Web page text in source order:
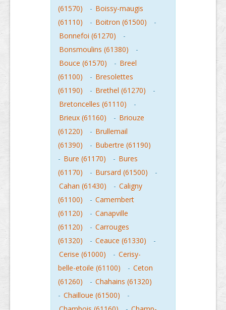
(61570)
- Boissy-maugis
(61110)
- Boitron (61500)
-
Bonnefoi (61270)
-
Bonsmoulins (61380)
-
Bouce (61570)
- Breel
(61100)
- Bresolettes
(61190)
- Brethel (61270)
-
Bretoncelles (61110)
-
Brieux (61160)
- Briouze
(61220)
- Brullemail
(61390)
- Bubertre (61190)
- Bure (61170) - Bures
(61170)
- Bursard (61500)
-
Cahan (61430)
- Caligny
(61100)
- Camembert
(61120)
- Canapville
(61120)
- Carrouges
(61320)
- Ceauce (61330)
-
Cerise (61000)
- Cerisy-
belle-etoile (61100)
- Ceton
(61260)
- Chahains (61320)
- Chailloue (61500)
-